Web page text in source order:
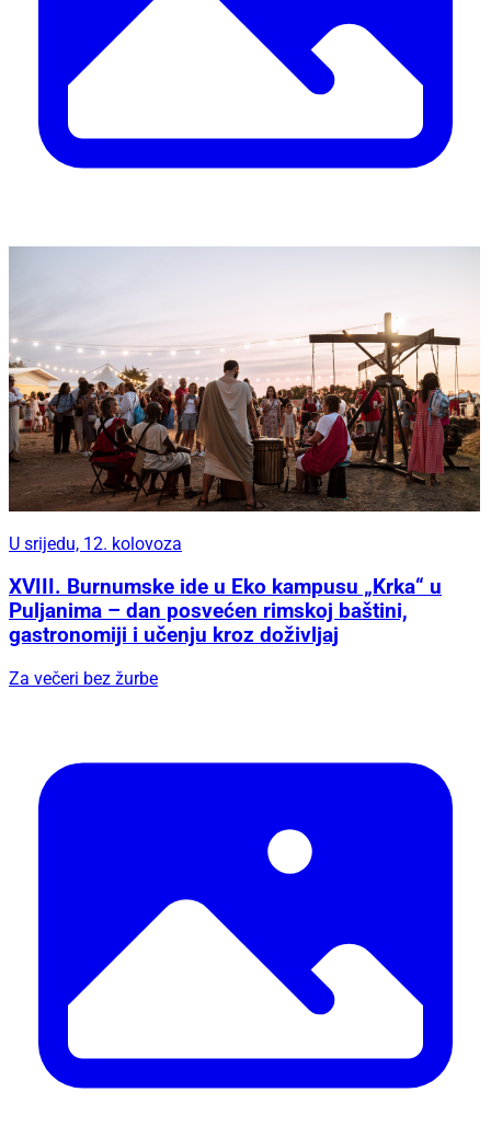
U srijedu, 12. kolovoza
XVIII. Burnumske ide u Eko kampusu „Krka“ u
Puljanima – dan posvećen rimskoj baštini,
gastronomiji i učenju kroz doživljaj
Za večeri bez žurbe